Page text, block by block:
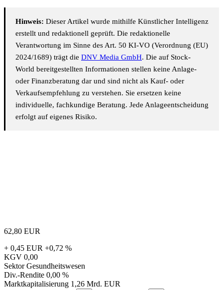
Hinweis: Dieser Artikel wurde mithilfe Künstlicher Intelligenz
erstellt und redaktionell geprüft. Die redaktionelle
Verantwortung im Sinne des Art. 50 KI-VO (Verordnung (EU)
2024/1689) trägt die DNV Media GmbH. Die auf Stock-
World bereitgestellten Informationen stellen keine Anlage-
oder Finanzberatung dar und sind nicht als Kauf- oder
Verkaufsempfehlung zu verstehen. Sie ersetzen keine
individuelle, fachkundige Beratung. Jede Anlageentscheidung
erfolgt auf eigenes Risiko.
62,80 EUR
+ 0,45 EUR +0,72 %
KGV 0,00
Sektor Gesundheitswesen
Div.-Rendite 0,00 %
Marktkapitalisierung 1,26 Mrd. EUR